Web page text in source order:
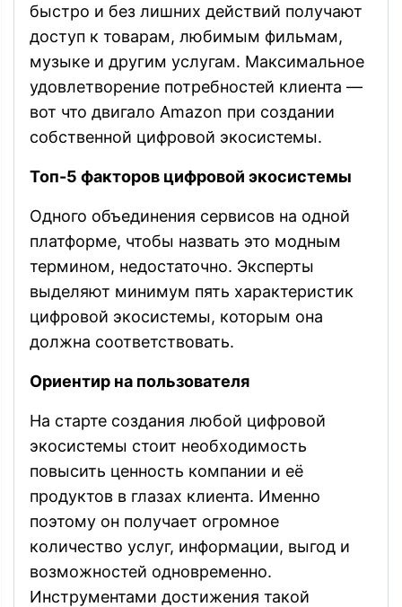
быстро и без лишних действий получают
доступ к товарам, любимым фильмам,
музыке и другим услугам. Максимальное
удовлетворение потребностей клиента —
вот что двигало Amazon при создании
собственной цифровой экосистемы.
Топ-5 факторов цифровой экосистемы
Одного объединения сервисов на одной
платформе, чтобы назвать это модным
термином, недостаточно. Эксперты
выделяют минимум пять характеристик
цифровой экосистемы, которым она
должна соответствовать.
Ориентир на пользователя
На старте создания любой цифровой
экосистемы стоит необходимость
повысить ценность компании и её
продуктов в глазах клиента. Именно
поэтому он получает огромное
количество услуг, информации, выгод и
возможностей одновременно.
Инструментами достижения такой